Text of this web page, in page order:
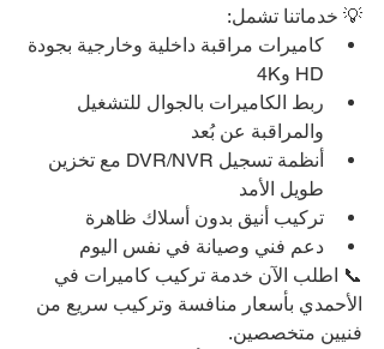
💡 خدماتنا تشمل:
كاميرات مراقبة داخلية وخارجية بجودة
HD و4K
ربط الكاميرات بالجوال للتشغيل
والمراقبة عن بُعد
أنظمة تسجيل DVR/NVR مع تخزين
طويل الأمد
تركيب أنيق بدون أسلاك ظاهرة
دعم فني وصيانة في نفس اليوم
📞 اطلب الآن خدمة تركيب كاميرات في
الأحمدي بأسعار منافسة وتركيب سريع من
فنيين متخصصين.